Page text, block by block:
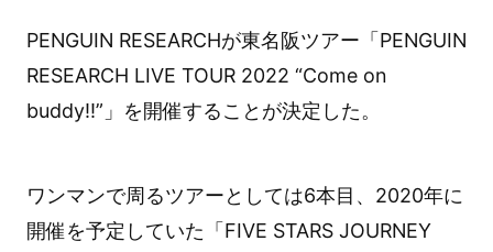
PENGUIN RESEARCHが東名阪ツアー「PENGUIN
RESEARCH LIVE TOUR 2022 “Come on
buddy!!”」を開催することが決定した。
ワンマンで周るツアーとしては6本目、2020年に
開催を予定していた「FIVE STARS JOURNEY